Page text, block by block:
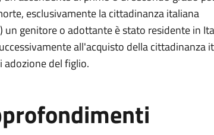
esclusivamente la cittadinanza italiana
un genitore o adottante è stato residente in
all'acquisto della cittadinanza
adozione del figlio.